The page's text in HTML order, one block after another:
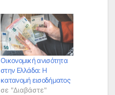
Οικονομική ανισότητα
στην Ελλάδα: Η
κατανομή εισοδήματος
σε "Διαβάστε"